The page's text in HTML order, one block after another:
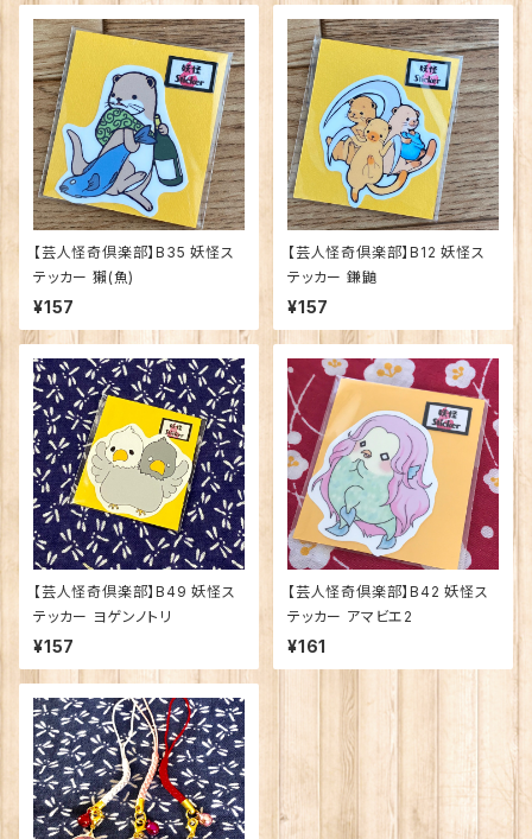
【芸人怪奇倶楽部】B35 妖怪ス
テッカー 獺(魚)
¥157
【芸人怪奇倶楽部】B12 妖怪ス
テッカー 鎌鼬
¥157
【芸人怪奇倶楽部】B49 妖怪ス
テッカー ヨゲンノトリ
¥157
【芸人怪奇倶楽部】B42 妖怪ス
テッカー アマビエ2
¥161